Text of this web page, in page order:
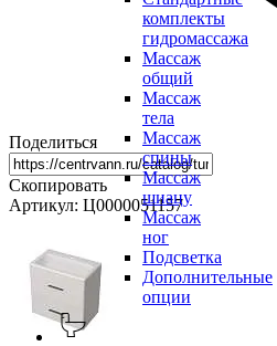
комплекты
гидромассажа
Массаж
общий
Массаж
тела
Массаж
спины
Массаж
шиацу
Массаж
ног
Подсветка
Дополнительные
опции
Поделиться
Скопировать
Артикул: Ц0000051157